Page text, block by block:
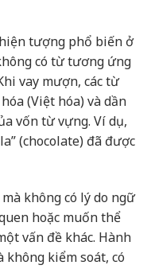
tượng phổ biến ở
có từ tương ứng
vay mượn, các từ
(Việt hóa) và dần
vốn từ vựng. Ví dụ,
(chocolate) đã được
không có lý do ngữ
hoặc muốn thể
vấn đề khác. Hành
không kiểm soát, có